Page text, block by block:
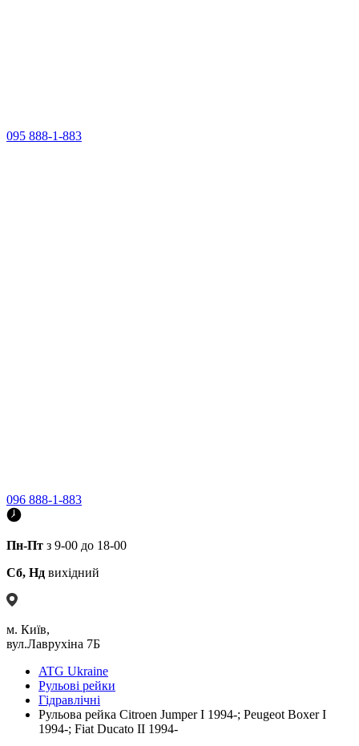
095 888-1-883
096 888-1-883
Пн-Пт з 9-00 до 18-00
Сб, Нд вихідний
м. Київ,
вул.Лаврухіна 7Б
ATG Ukraine
Рульові рейки
Гідравлічні
Рульова рейка Citroen Jumper I 1994-; Peugeot Boxer I
1994-; Fiat Ducato II 1994-